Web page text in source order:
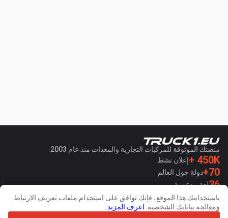
منصتك الموثوقة للمركبات التجارية والمعدات منذ عام 2003
450K + إعلان نشط
70+ دولة حول العالم
36لغة مدعومة
4.7/5
Trustpilot
باستخدامك هذا الموقع، فإنك توافق على استخدام ملفات تعريف الارتباط
ومعالجة بياناتك الشخصية. اعرف المزيد